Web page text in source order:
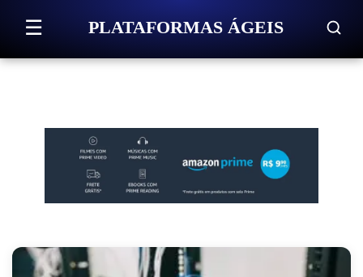
☰ PLATAFORMAS ÁGEIS